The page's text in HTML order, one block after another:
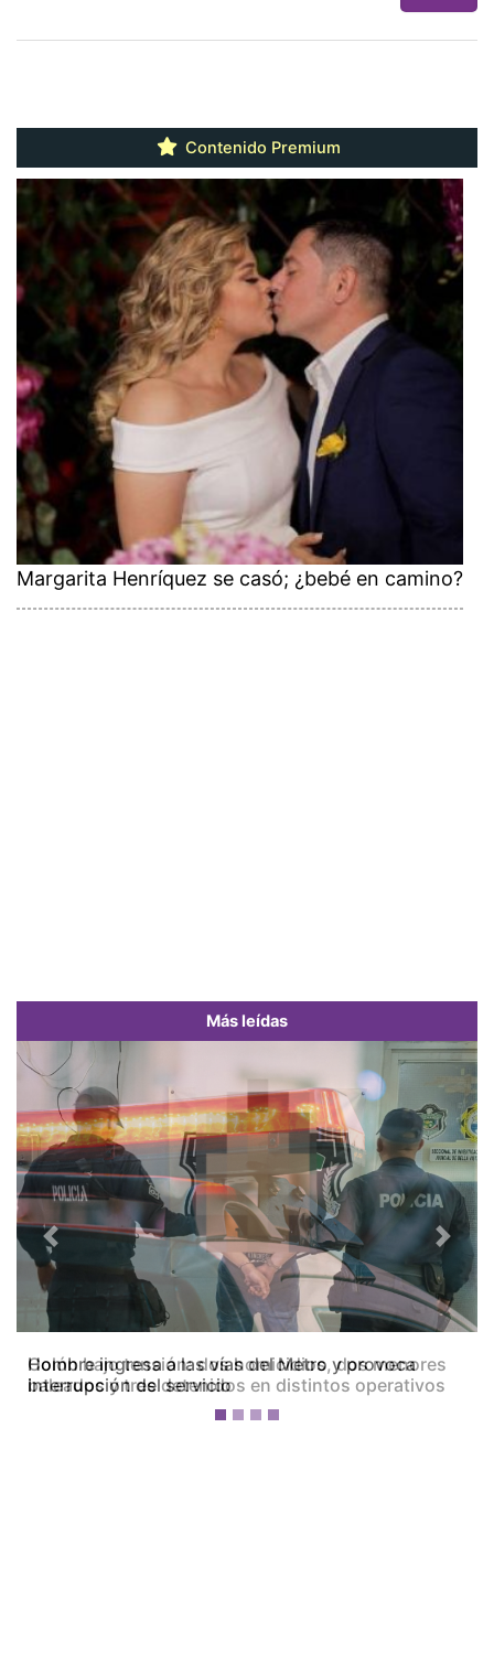
Contenido Premium
Margarita Henríquez se casó; ¿bebé en camino?
Más leídas
Colón bajo tensión: dos homicidios, dos menores
baleados y tres detenidos en distintos operativos
Previous Next